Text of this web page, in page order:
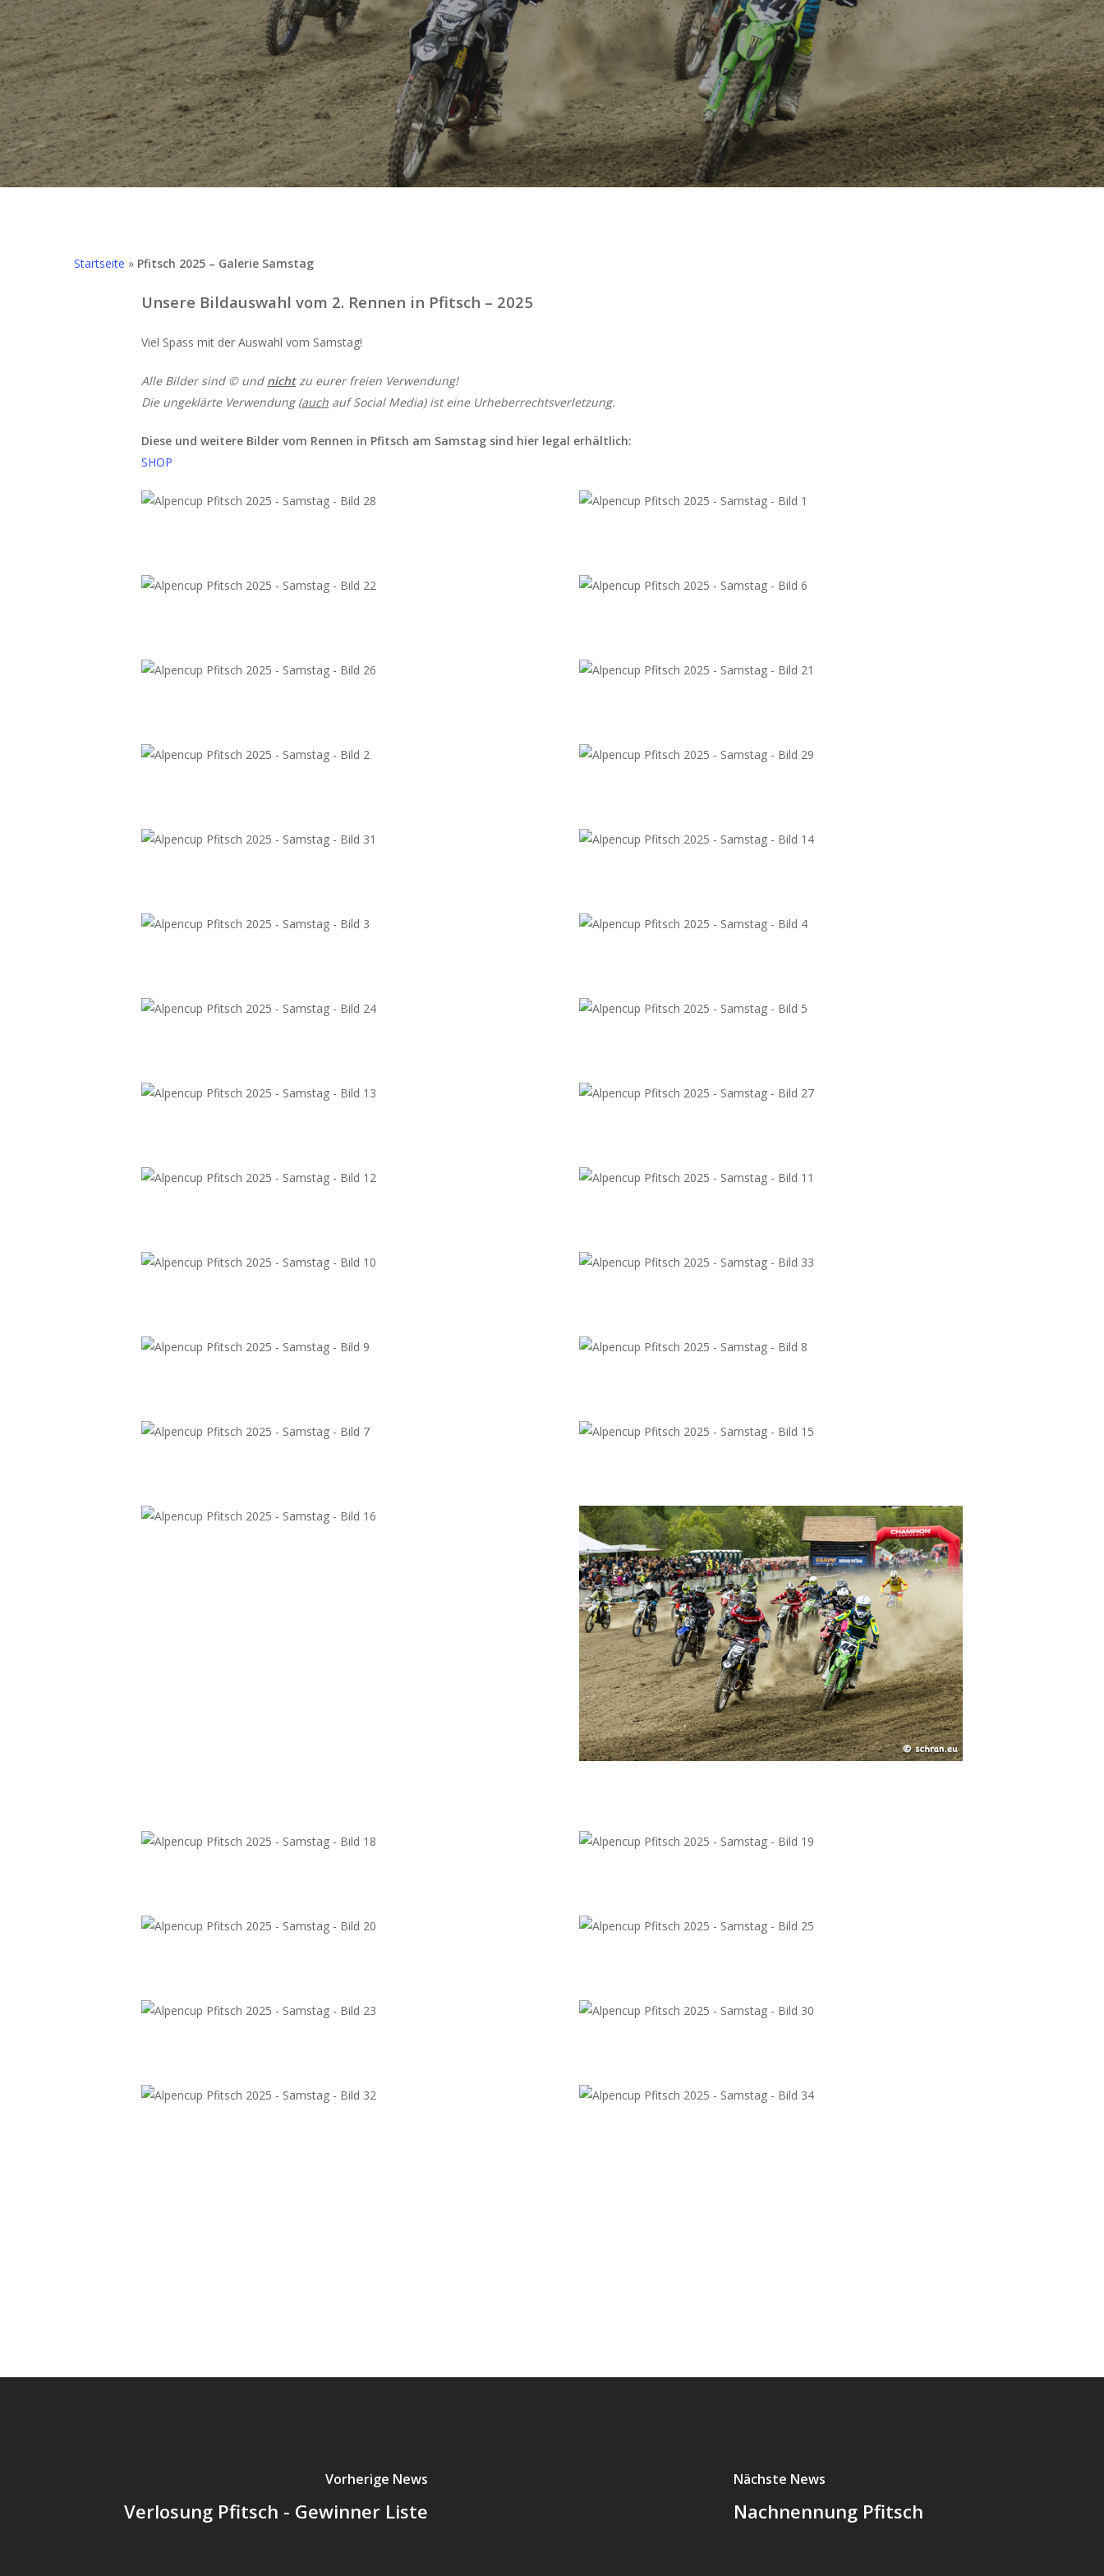
Startseite » Pfitsch 2025 – Galerie Samstag
Unsere Bildauswahl vom 2. Rennen in Pfitsch – 2025
Viel Spass mit der Auswahl vom Samstag!
Alle Bilder sind © und nichtzu eurer freien Verwendung!
Die ungeklärte Verwendung (auch auf Social Media) ist eine Urheberrechtsverletzung.
Diese und weitere Bilder vom Rennen in Pfitsch am Samstag sind hier legal erhältlich:
SHOP
Vorherige News
Verlosung Pfitsch - Gewinner Liste
Nächste News
Nachnennung Pfitsch